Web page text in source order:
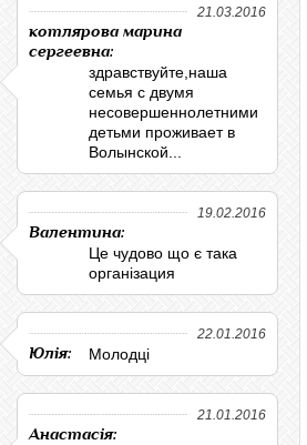
21.03.2016
котлярова марина
сергеевна:
здравствуйте,наша
семья с двумя
несовершеннолетними
детьми проживает в
Волынской...
19.02.2016
Валентина:
Це чудово що є така
організация
22.01.2016
Юлія: Молодці
21.01.2016
Анастасія: